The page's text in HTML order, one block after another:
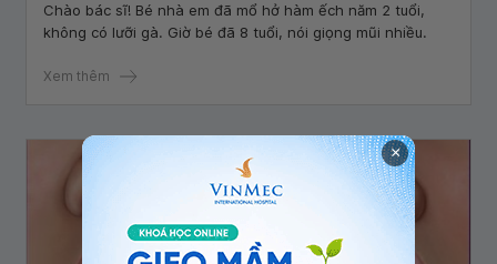
Chào bác sĩ! Bé nhà em đã mổ hở hàm ếch năm 2 tuổi,
không có lưỡi gà. Giờ bé đã 8 tuổi, nói giọng mũi nhiều.
Xem thêm
×